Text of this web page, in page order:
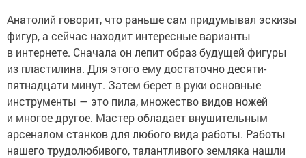
Анатолий говорит, что раньше сам придумывал эскизы
фигур, а сейчас находит интересные варианты
в интернете. Сначала он лепит образ будущей фигуры
из пластилина. Для этого ему достаточно десяти-
пятнадцати минут. Затем берет в руки основные
инструменты — это пила, множество видов ножей
и многое другое. Мастер обладает внушительным
арсеналом станков для любого вида работы. Работы
нашего трудолюбивого, талантливого земляка нашли